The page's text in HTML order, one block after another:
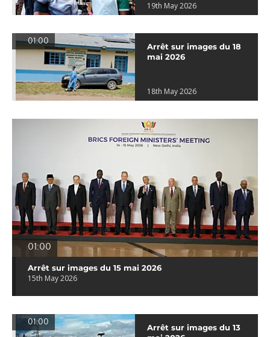
19th May 2026
01:00
Arrêt sur images du 18
mai 2026
18th May 2026
01:00
Arrêt sur images du 15 mai 2026
15th May 2026
01:00
Arrêt sur images du 13